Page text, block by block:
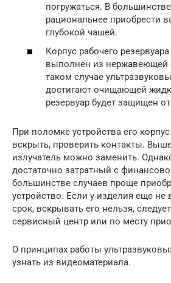
погружаться. В
рациональнее приобрести
глубокой чашей.
Корпус рабочего
выполнен из нержавеющей
таком случае
достигают очищающей
резервуар будет защищен
При поломке устройства его
вскрыть, проверить контакты.
излучатель можно заменить.
достаточно затратный с
большинстве случаев проще
устройство. Если у изделия еще
срок, вскрывать его нельзя,
сервисный центр или по месту
О принципах работы
узнать из видеоматериала.